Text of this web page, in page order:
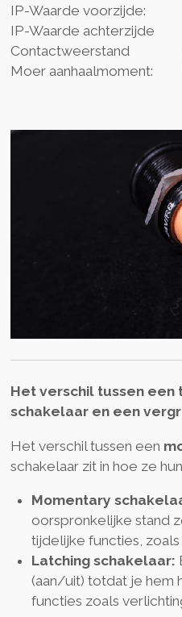
IP-Waarde voorzijde:
IP-Waarde achterzijde
Contactweerstand
Moer aanhaalmoment:
Het verschil tussen
schakelaar en een
Het verschil tussen een
schakelaar zit in hoe ze
Momentary
oorspronkelijke stand
tijdelijke functies,
Latching schakelaar:
(aan/uit) totdat je hem
functies zoals